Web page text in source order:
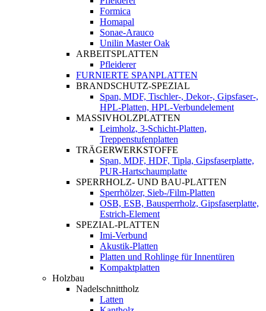
Formica
Homapal
Sonae-Arauco
Unilin Master Oak
ARBEITSPLATTEN
Pfleiderer
FURNIERTE SPANPLATTEN
BRANDSCHUTZ-SPEZIAL
Span, MDF, Tischler-, Dekor-, Gipsfaser-,
HPL-Platten, HPL-Verbundelement
MASSIVHOLZPLATTEN
Leimholz, 3-Schicht-Platten,
Treppenstufenplatten
TRÄGERWERKSTOFFE
Span, MDF, HDF, Tipla, Gipsfaserplatte,
PUR-Hartschaumplatte
SPERRHOLZ- UND BAU-PLATTEN
Sperrhölzer, Sieb-/Film-Platten
OSB, ESB, Bausperrholz, Gipsfaserplatte,
Estrich-Element
SPEZIAL-PLATTEN
Imi-Verbund
Akustik-Platten
Platten und Rohlinge für Innentüren
Kompaktplatten
Holzbau
Nadelschnittholz
Latten